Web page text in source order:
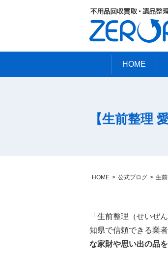
HOME
HOME 公式ブログ 生
【生前整理
「生前整理（せいぜ
知県で信頼できる業
な家財や思い出の品